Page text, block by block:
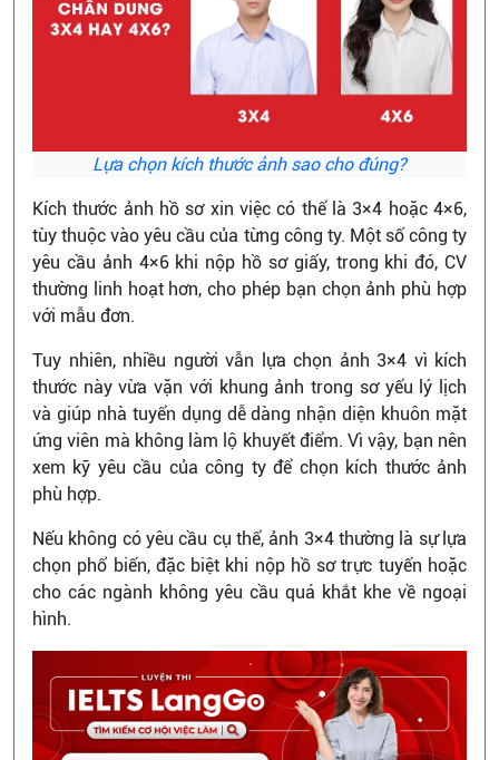
Lựa chọn kích thước ảnh sao cho đúng?
Kích thước ảnh hồ sơ xin việc có thể là 3×4 hoặc 4×6,
tùy thuộc vào yêu cầu của từng công ty. Một số công ty
yêu cầu ảnh 4×6 khi nộp hồ sơ giấy, trong khi đó, CV
thường linh hoạt hơn, cho phép bạn chọn ảnh phù hợp
với mẫu đơn.
Tuy nhiên, nhiều người vẫn lựa chọn ảnh 3×4 vì kích
thước này vừa vặn với khung ảnh trong sơ yếu lý lịch
và giúp nhà tuyển dụng dễ dàng nhận diện khuôn mặt
ứng viên mà không làm lộ khuyết điểm. Vì vậy, bạn nên
xem kỹ yêu cầu của công ty để chọn kích thước ảnh
phù hợp.
Nếu không có yêu cầu cụ thể, ảnh 3×4 thường là sự lựa
chọn phổ biến, đặc biệt khi nộp hồ sơ trực tuyến hoặc
cho các ngành không yêu cầu quá khắt khe về ngoại
hình.